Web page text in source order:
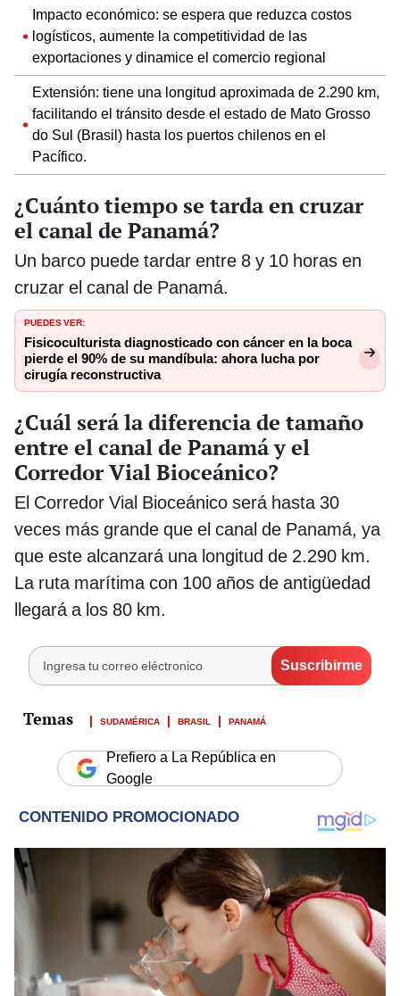
Impacto económico: se espera que reduzca costos
logísticos, aumente la competitividad de las
exportaciones y dinamice el comercio regional
Extensión: tiene una longitud aproximada de 2.290 km,
facilitando el tránsito desde el estado de Mato Grosso
do Sul (Brasil) hasta los puertos chilenos en el
Pacífico.
¿Cuánto tiempo se tarda en cruzar
el canal de Panamá?
Un barco puede tardar entre 8 y 10 horas en
cruzar el canal de Panamá.
PUEDES VER:
Fisicoculturista diagnosticado con cáncer en la boca
pierde el 90% de su mandíbula: ahora lucha por
cirugía reconstructiva
¿Cuál será la diferencia de tamaño
entre el canal de Panamá y el
Corredor Vial Bioceánico?
El Corredor Vial Bioceánico será hasta 30
veces más grande que el canal de Panamá, ya
que este alcanzará una longitud de 2.290 km.
La ruta marítima con 100 años de antigüedad
llegará a los 80 km.
SUDAMÉRICA BRASIL PANAMÁ
Prefiero a La República en
Google